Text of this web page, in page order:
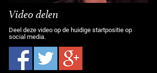
Video delen
Deel deze video op de huidige startpositie op
social media.